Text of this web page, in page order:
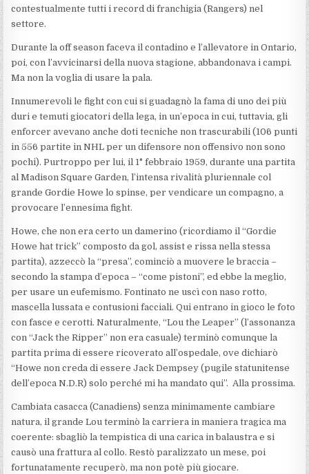
contestualmente tutti i record di franchigia (Rangers) nel
settore.
Durante la off season faceva il contadino e l’allevatore in Ontario,
poi, con l’avvicinarsi della nuova stagione, abbandonava i campi.
Ma non la voglia di usare la pala.
Innumerevoli le fight con cui si guadagnò la fama di uno dei più
duri e temuti giocatori della lega, in un’epoca in cui, tuttavia, gli
enforcer avevano anche doti tecniche non trascurabili (106 punti
in 556 partite in NHL per un difensore non offensivo non sono
pochi). Purtroppo per lui, il 1° febbraio 1959, durante una partita
al Madison Square Garden, l’intensa rivalità pluriennale col
grande Gordie Howe lo spinse, per vendicare un compagno, a
provocare l’ennesima fight.
Howe, che non era certo un damerino (ricordiamo il “Gordie
Howe hat trick” composto da gol, assist e rissa nella stessa
partita), azzeccò la “presa”, cominciò a muovere le braccia –
secondo la stampa d’epoca – “come pistoni”, ed ebbe la meglio,
per usare un eufemismo. Fontinato ne uscì con naso rotto,
mascella lussata e contusioni facciali. Qui entrano in gioco le foto
con fasce e cerotti. Naturalmente, “Lou the Leaper” (l’assonanza
con “Jack the Ripper” non era casuale) terminò comunque la
partita prima di essere ricoverato all’ospedale, ove dichiarò
“Howe non creda di essere Jack Dempsey (pugile statunitense
dell’epoca N.D.R) solo perché mi ha mandato qui”. Alla prossima.
Cambiata casacca (Canadiens) senza minimamente cambiare
natura, il grande Lou terminò la carriera in maniera tragica ma
coerente: sbagliò la tempistica di una carica in balaustra e si
causò una frattura al collo. Restò paralizzato un mese, poi
fortunatamente recuperò, ma non potè più giocare.